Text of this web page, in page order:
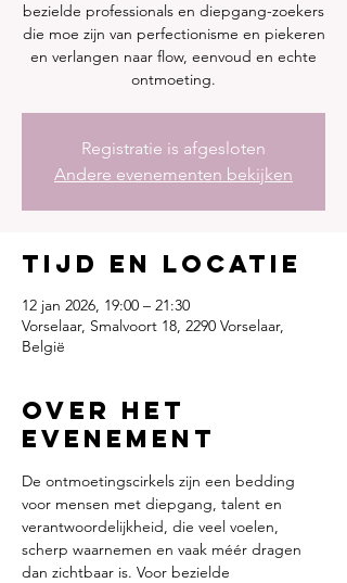
bezielde professionals en diepgang-zoekers
die moe zijn van perfectionisme en piekeren
en verlangen naar flow, eenvoud en echte
ontmoeting.
Registratie is afgesloten
Andere evenementen bekijken
Tijd en locatie
12 jan 2026, 19:00 – 21:30
Vorselaar, Smalvoort 18, 2290 Vorselaar,
België
Over het
evenement
De ontmoetingscirkels zijn een bedding
voor mensen met diepgang, talent en
verantwoordelijkheid, die veel voelen,
scherp waarnemen en vaak méér dragen
dan zichtbaar is. Voor bezielde